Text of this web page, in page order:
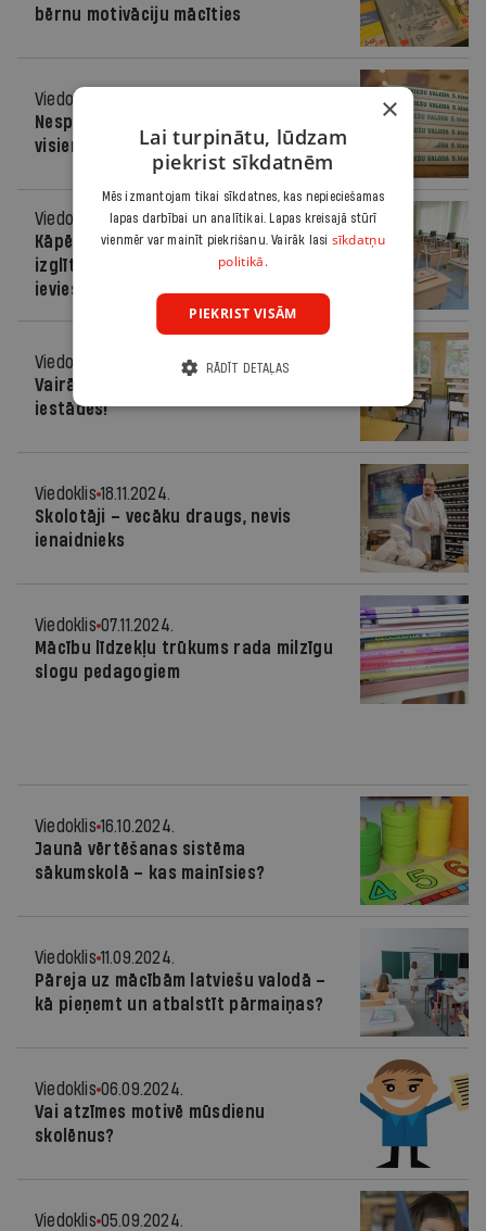
bērnu motivāciju mācīties
Viedoklis
Nespēja nodrošināt mācību grāmatas
visiem skolēniem ir valsts bezatbildība
Viedoklis
21.11.2024.
Kāpēc vilcinās ar lēmumu par jaunā
izglītības finansējuma modeļa
ieviešanu?
Viedoklis
Vairāk dienasgaismas mācību
iestādēs!
Viedoklis 18.11.2024.
Skolotāji – vecāku draugs, nevis
ienaidnieks
Viedoklis 07.11.2024.
Mācību līdzekļu trūkums rada milzīgu
slogu pedagogiem
Viedoklis 16.10.2024.
Jaunā vērtēšanas sistēma
sākumskolā – kas mainīsies?
Viedoklis 11.09.2024.
Pāreja uz mācībām latviešu valodā –
kā pieņemt un atbalstīt pārmaiņas?
Viedoklis 06.09.2024.
Vai atzīmes motivē mūsdienu
skolēnus?
Viedoklis 05.09.2024.
×
Lai turpinātu, lūdzam
piekrist sīkdatnēm
Mēs izmantojam tikai sīkdatnes, kas nepieciešamas
lapas darbībai un analītikai. Lapas kreisajā stūrī
vienmēr var mainīt piekrišanu. Vairāk lasi sīkdatņu
politikā.
PIEKRIST VISĀM
RĀDĪT DETAĻAS